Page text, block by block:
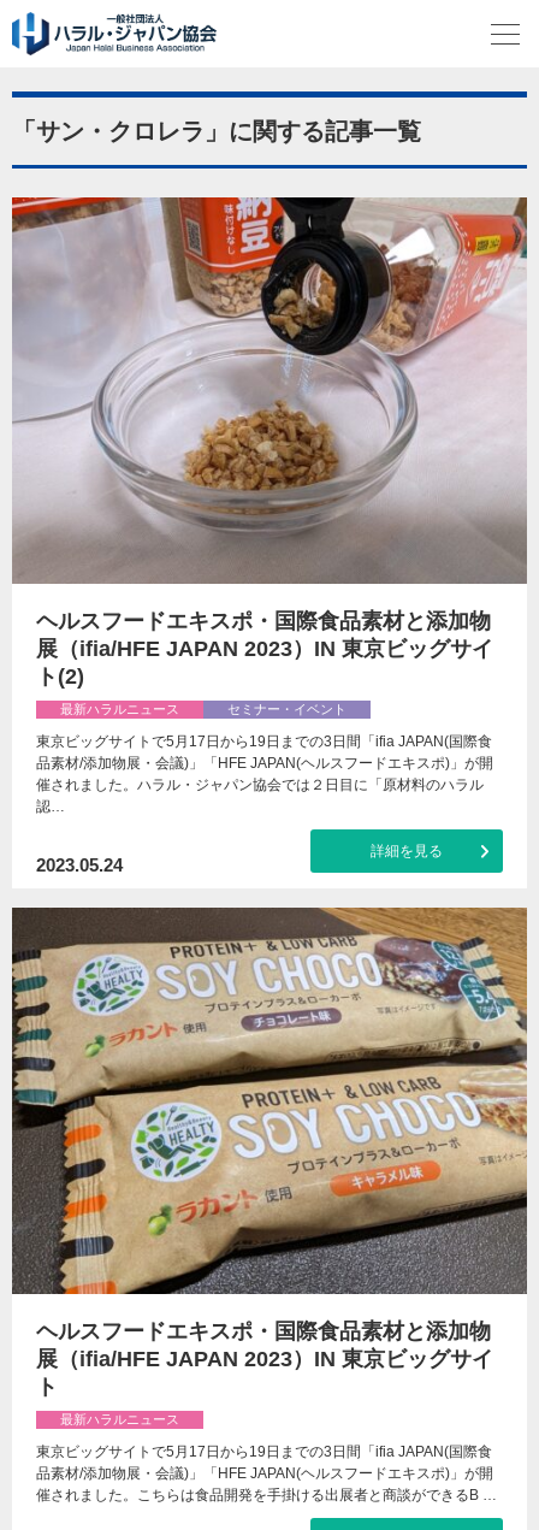
「サン・クロレラ」に関する記事一覧
ヘルスフードエキスポ・国際食品素材と添加物
展（ifia/HFE JAPAN 2023）IN 東京ビッグサイ
ト(2)
最新ハラルニュース セミナー・イベント
東京ビッグサイトで5月17日から19日までの3日間「ifia JAPAN(国際食
品素材/添加物展・会議)」「HFE JAPAN(ヘルスフードエキスポ)」が開
催されました。ハラル・ジャパン協会では２日目に「原材料のハラル
認…
2023.05.24
詳細を見る
ヘルスフードエキスポ・国際食品素材と添加物
展（ifia/HFE JAPAN 2023）IN 東京ビッグサイ
ト
最新ハラルニュース
東京ビッグサイトで5月17日から19日までの3日間「ifia JAPAN(国際食
品素材/添加物展・会議)」「HFE JAPAN(ヘルスフードエキスポ)」が開
催されました。こちらは食品開発を手掛ける出展者と商談ができるB …